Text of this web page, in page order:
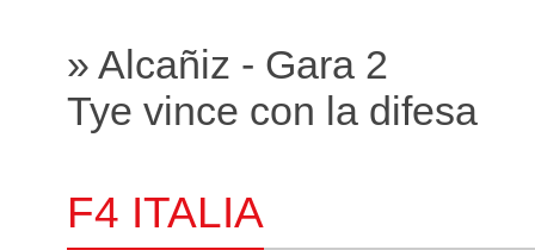
» Alcañiz - Gara 2
Tye vince con la difesa
F4 ITALIA